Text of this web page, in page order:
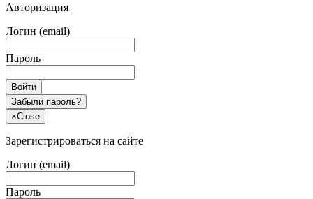
Авторизация
Логин (email)
Пароль
Войти
Забыли пароль?
×Close
Зарегистрироваться на сайте
Логин (email)
Пароль